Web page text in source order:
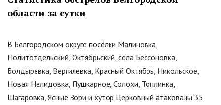
области за сутки
В Белгородском округе посёлки Малиновка,
Политотдельский, Октябрьский, сёла Бессоновка,
Болдыревка, Вергилевка, Красный Октябрь, Никольское,
Новая Нелидовка, Пушкарное, Солохи, Топлинка,
Шагаровка, Ясные Зори и хутор Церковный атакованы 35